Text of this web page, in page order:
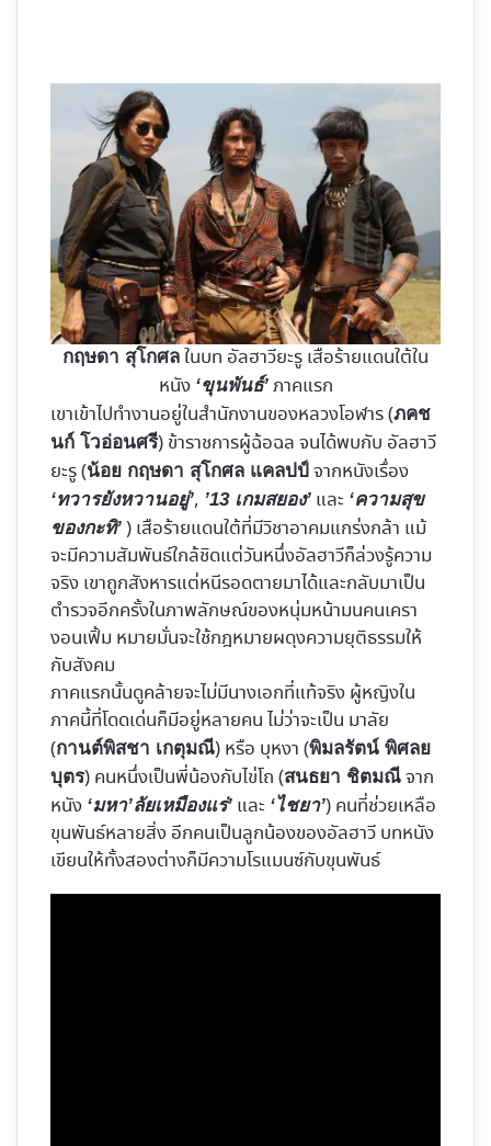
กฤษดา สุโกศล ในบท อัลฮาวียะรู เสือร้ายแดนใต้ใน
หนัง ‘ขุนพันธ์’ภาคแรก
เขาเข้าไปทำงานอยู่ในสำนักงานของหลวงโอฬาร (ภคช
นก์ โวอ่อนศรี) ข้าราชการผู้ฉ้อฉล จนได้พบกับ อัลฮาวี
ยะรู (น้อย กฤษดา สุโกศล แคลปป์ จากหนังเรื่อง
‘ทวารยังหวานอยู่’, ’13 เกมสยอง’ และ ‘ความสุข
ของกะทิ’ ) เสือร้ายแดนใต้ที่มีวิชาอาคมแกร่งกล้า แม้
จะมีความสัมพันธ์ใกล้ชิดแต่วันหนึ่งอัลฮาวีก็ล่วงรู้ความ
จริง เขาถูกสังหารแต่หนีรอดตายมาได้และกลับมาเป็น
ตำรวจอีกครั้งในภาพลักษณ์ของหนุ่มหน้ามนคนเครา
งอนเฟิ้ม หมายมั่นจะใช้กฎหมายผดุงความยุติธรรมให้
กับสังคม
ภาคแรกนั้นดูคล้ายจะไม่มีนางเอกที่แท้จริง ผู้หญิงใน
ภาคนี้ที่โดดเด่นก็มีอยู่หลายคน ไม่ว่าจะเป็น มาลัย
(กานต์พิสชา เกตุมณี) หรือ บุหงา (พิมลรัตน์ พิศลย
บุตร) คนหนึ่งเป็นพี่น้องกับไข่โถ (สนธยา ชิตมณี จาก
หนัง ‘มหา’ลัยเหมืองแร่’ และ ‘ไชยา’) คนที่ช่วยเหลือ
ขุนพันธ์หลายสิ่ง อีกคนเป็นลูกน้องของอัลฮาวี บทหนัง
เขียนให้ทั้งสองต่างก็มีความโรแมนซ์กับขุนพันธ์